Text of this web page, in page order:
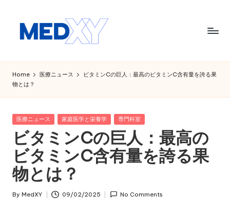
M
e
d
x
y
A
I
Home 医療ニュース
ビタミンCの巨人：最高のビタミンC含有量を誇る果
物とは？
Posted
医療ニュース 家庭医学と栄養学 専門科室
ビタミンCの巨人：最高の
ビタミンC含有量を誇る果
物とは？
Posted
By MedXY 09/02/2025 No Comments